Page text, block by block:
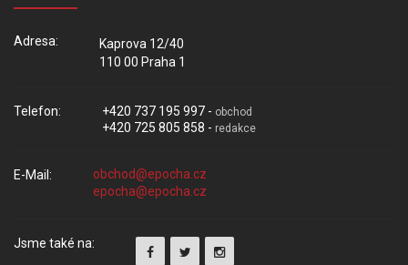
Adresa:
Kaprova 12/40
110 00 Praha 1
Telefon: +420 737 195 997 - obchod
+420 725 805 858 - redakce
E-Mail:
Jsme také na: